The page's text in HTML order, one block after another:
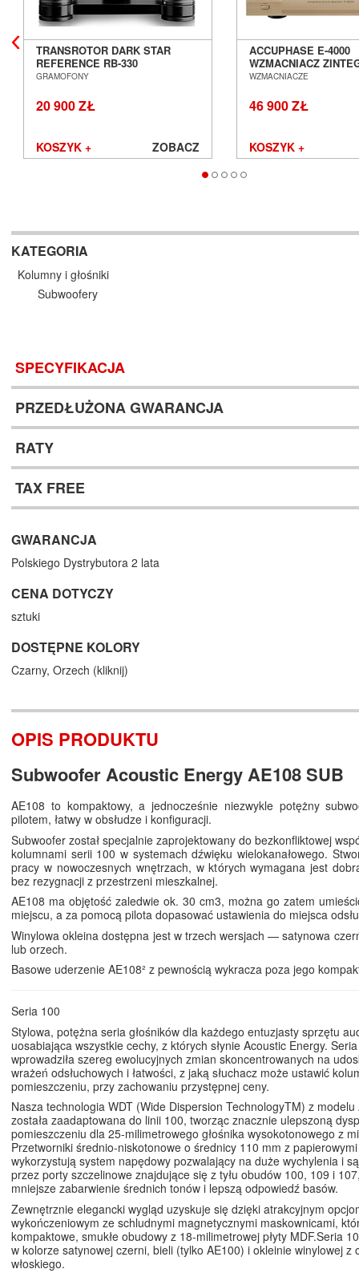
TRANSROTOR DARK STAR
REFERENCE RB-330
GRAMOFON ANALOGOWY
GRAMOFONY
20 900 ZŁ
KOSZYK + ZOBACZ
ACCUPHASE E-4000
WZMACNIACZ
SALON POZNAŃ
WZMACNIACZE
46 900 ZŁ
KOSZYK +
KATEGORIA
Kolumny i głośniki
Subwoofery
SPECYFIKACJA
PRZEDŁUŻONA GWARANCJA
RATY
TAX FREE
GWARANCJA
Polskiego Dystrybutora 2 lata
CENA DOTYCZY
sztuki
DOSTĘPNE KOLORY
Czarny, Orzech (kliknij)
OPIS PRODUKTU
Subwoofer Acoustic Energy AE108 SUB
AE108 to kompaktowy, a jednocześnie niezwykle potężny
pilotem, łatwy w obsłudze i konfiguracji.
Subwoofer został specjalnie zaprojektowany do bezkonfliktowej
kolumnami serii 100 w systemach dźwięku wielokanałowego.
pracy w nowoczesnych wnętrzach, w których wymagana jest
bez rezygnacji z przestrzeni mieszkalnej.
AE108 ma objętość zaledwie ok. 30 cm3, można go zatem
miejscu, a za pomocą pilota dopasować ustawienia do miejsca
Winylowa okleina dostępna jest w trzech wersjach — satynowa
lub orzech.
Basowe uderzenie AE108² z pewnością wykracza poza jego
Seria 100
Stylowa, potężna seria głośników dla każdego entuzjasty sprzętu
uosabiająca wszystkie cechy, z których słynie Acoustic Energy.
wprowadziła szereg ewolucyjnych zmian skoncentrowanych na
wrażeń odsłuchowych i łatwości, z jaką słuchacz może ustawić
pomieszczeniu, przy zachowaniu przystępnej ceny.
Nasza technologia WDT (Wide Dispersion TechnologyTM) z modelu
została zaadaptowana do linii 100, tworząc znacznie ulepszoną
pomieszczeniu dla 25-milimetrowego głośnika wysokotonowego z
Przetworniki średnio-niskotonowe o średnicy 110 mm z
wykorzystują system napędowy pozwalający na duże wychylenia i
przez porty szczelinowe znajdujące się z tyłu obudów 100, 109 i
mniejsze zabarwienie średnich tonów i lepszą odpowiedź basów.
Zewnętrznie elegancki wygląd uzyskuje się dzięki atrakcyjnym
wykończeniowym ze schludnymi magnetycznymi maskownicami,
kompaktowe, smukłe obudowy z 18-milimetrowej płyty MDF.Seria
w kolorze satynowej czerni, bieli (tylko AE100) i okleinie winylowej z
włoskiego.